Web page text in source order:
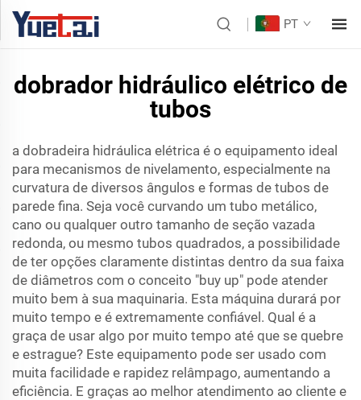
PT
dobrador hidráulico elétrico de
tubos
a dobradeira hidráulica elétrica é o equipamento ideal
para mecanismos de nivelamento, especialmente na
curvatura de diversos ângulos e formas de tubos de
parede fina. Seja você curvando um tubo metálico,
cano ou qualquer outro tamanho de seção vazada
redonda, ou mesmo tubos quadrados, a possibilidade
de ter opções claramente distintas dentro da sua faixa
de diâmetros com o conceito "buy up" pode atender
muito bem à sua maquinaria. Esta máquina durará por
muito tempo e é extremamente confiável. Qual é a
graça de usar algo por muito tempo até que se quebre
e estrague? Este equipamento pode ser usado com
muita facilidade e rapidez relâmpago, aumentando a
eficiência. E graças ao melhor atendimento ao cliente e